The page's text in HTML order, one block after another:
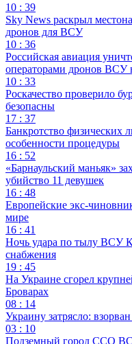
10 : 39
Sky News раскрыл
дронов для ВСУ
10 : 36
Российская авиация
операторами дронов ВСУ
10 : 33
Роскачество проверило
безопасны
17 : 37
Банкротство
особенности процедуры
16 : 52
«Барнаульский маньяк»
убийство 11 девушек
16 : 48
Европейские экс-
мире
16 : 41
Ночь удара по тылу ВСУ
снабжения
19 : 45
На Украине сгорел
Броварах
08 : 14
Украину затрясло:
03 : 10
Подземный город ССО